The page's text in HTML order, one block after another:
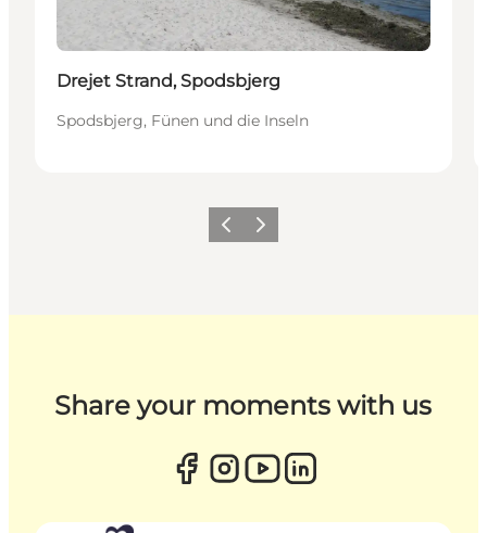
Drejet Strand, Spodsbjerg
Spodsbjerg, Fünen und die Inseln
ZurückWeiter
Share your moments with us